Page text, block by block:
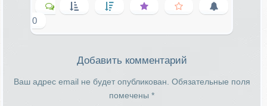
0
Добавить комментарий
Ваш адрес email не будет опубликован. Обязательные поля
помечены *